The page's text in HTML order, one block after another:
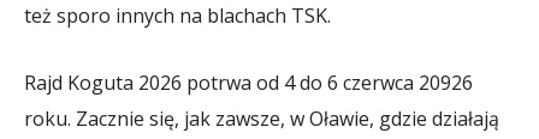
też sporo innych na blachach TSK.
Rajd Koguta 2026 potrwa od 4 do 6 czerwca 20926
roku. Zacznie się, jak zawsze, w Oławie, gdzie działają